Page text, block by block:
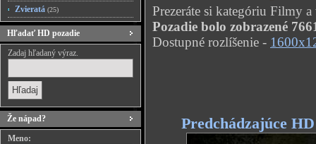
Zvieratá (25)
Hľadať HD pozadie
Zadaj hľadaný výraz.
Že nápad?
Meno:
Prezeráte si kategóriu Filmy
Pozadie bolo zobrazené
Dostupné rozlíšenie -
Predchádzajúce